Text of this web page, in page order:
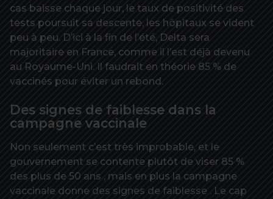
cas baisse chaque jour, le taux de positivité des
tests poursuit sa descente, les hôpitaux se vident
peu à peu. D’ici à la fin de l’été, Delta sera
majoritaire en France, comme il l’est déjà devenu
au Royaume-Uni. Il faudrait en théorie 85 % de
vaccinés pour éviter un rebond.
Des signes de faiblesse dans la
campagne vaccinale
Non seulement c’est très improbable, et le
gouvernement se contente plutôt de viser 85 %
des plus de 50 ans , mais en plus la campagne
vaccinale donne des signes de faiblesse . Le cap